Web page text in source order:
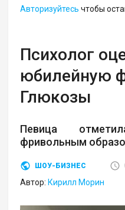
Авторизуйтесь чтобы
Психолог
юбилейную
Глюкозы
Певица
фривольным
ШОУ-БИЗНЕС
Автор: Кирилл Морин